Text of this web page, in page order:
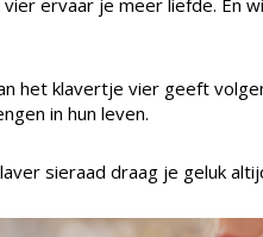
ervaar je meer liefde. En
het klavertje vier geeft
in hun leven.
sieraad draag je geluk